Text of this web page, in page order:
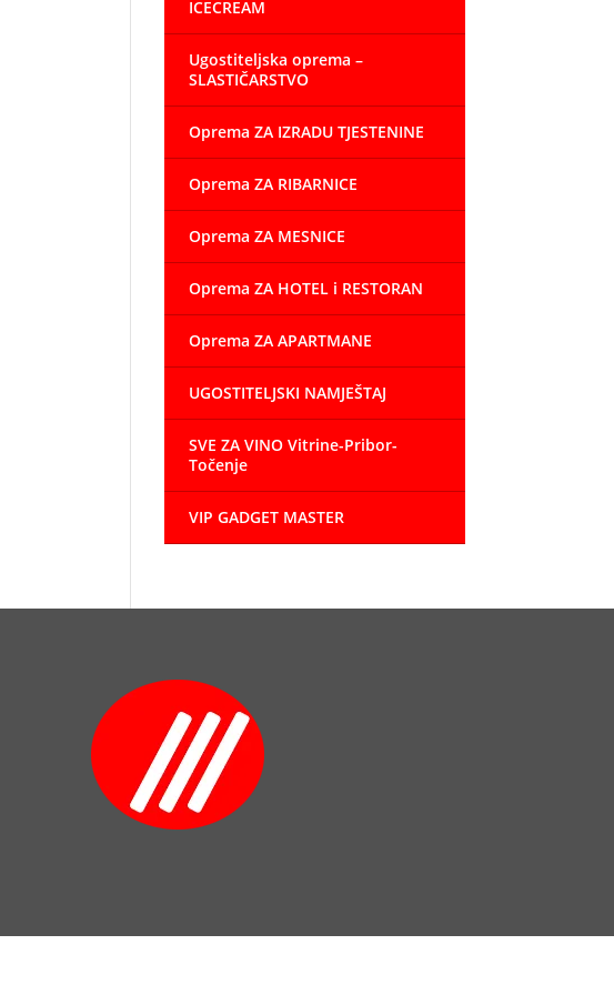
ICECREAM
Ugostiteljska oprema –
SLASTIČARSTVO
Oprema ZA IZRADU TJESTENINE
Oprema ZA RIBARNICE
Oprema ZA MESNICE
Oprema ZA HOTEL i RESTORAN
Oprema ZA APARTMANE
UGOSTITELJSKI NAMJEŠTAJ
SVE ZA VINO Vitrine-Pribor-
Točenje
VIP GADGET MASTER